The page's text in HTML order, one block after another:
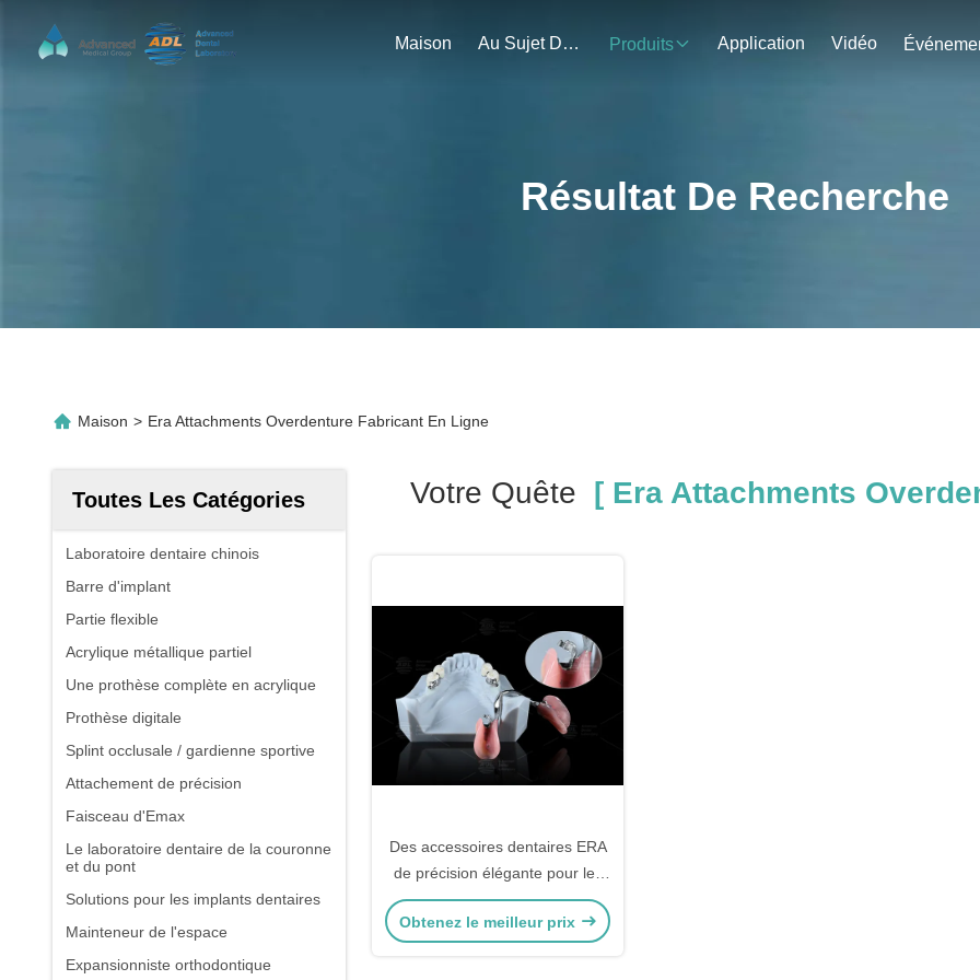
Maison Au Sujet De Nous Produits Application Vidéo
Résultat De Recherche
Maison > Era Attachments Overdenture Fabricant En Ligne
Toutes Les Catégories
Laboratoire dentaire chinois
Barre d'implant
Partie flexible
Acrylique métallique partiel
Une prothèse complète en acrylique
Prothèse digitale
Splint occlusale / gardienne sportive
Attachement de précision
Faisceau d'Emax
Le laboratoire dentaire de la couronne
et du pont
Solutions pour les implants dentaires
Mainteneur de l'espace
Expansionniste orthodontique
Votre Quête [ Era Attachments
Des accessoires dentaires ERA
de précision élégante pour les
prothèses dentaires universelles
sécurisées
Obtenez le meilleur prix